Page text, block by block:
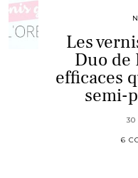
Les
Duo de
efficaces
semi-
30
6